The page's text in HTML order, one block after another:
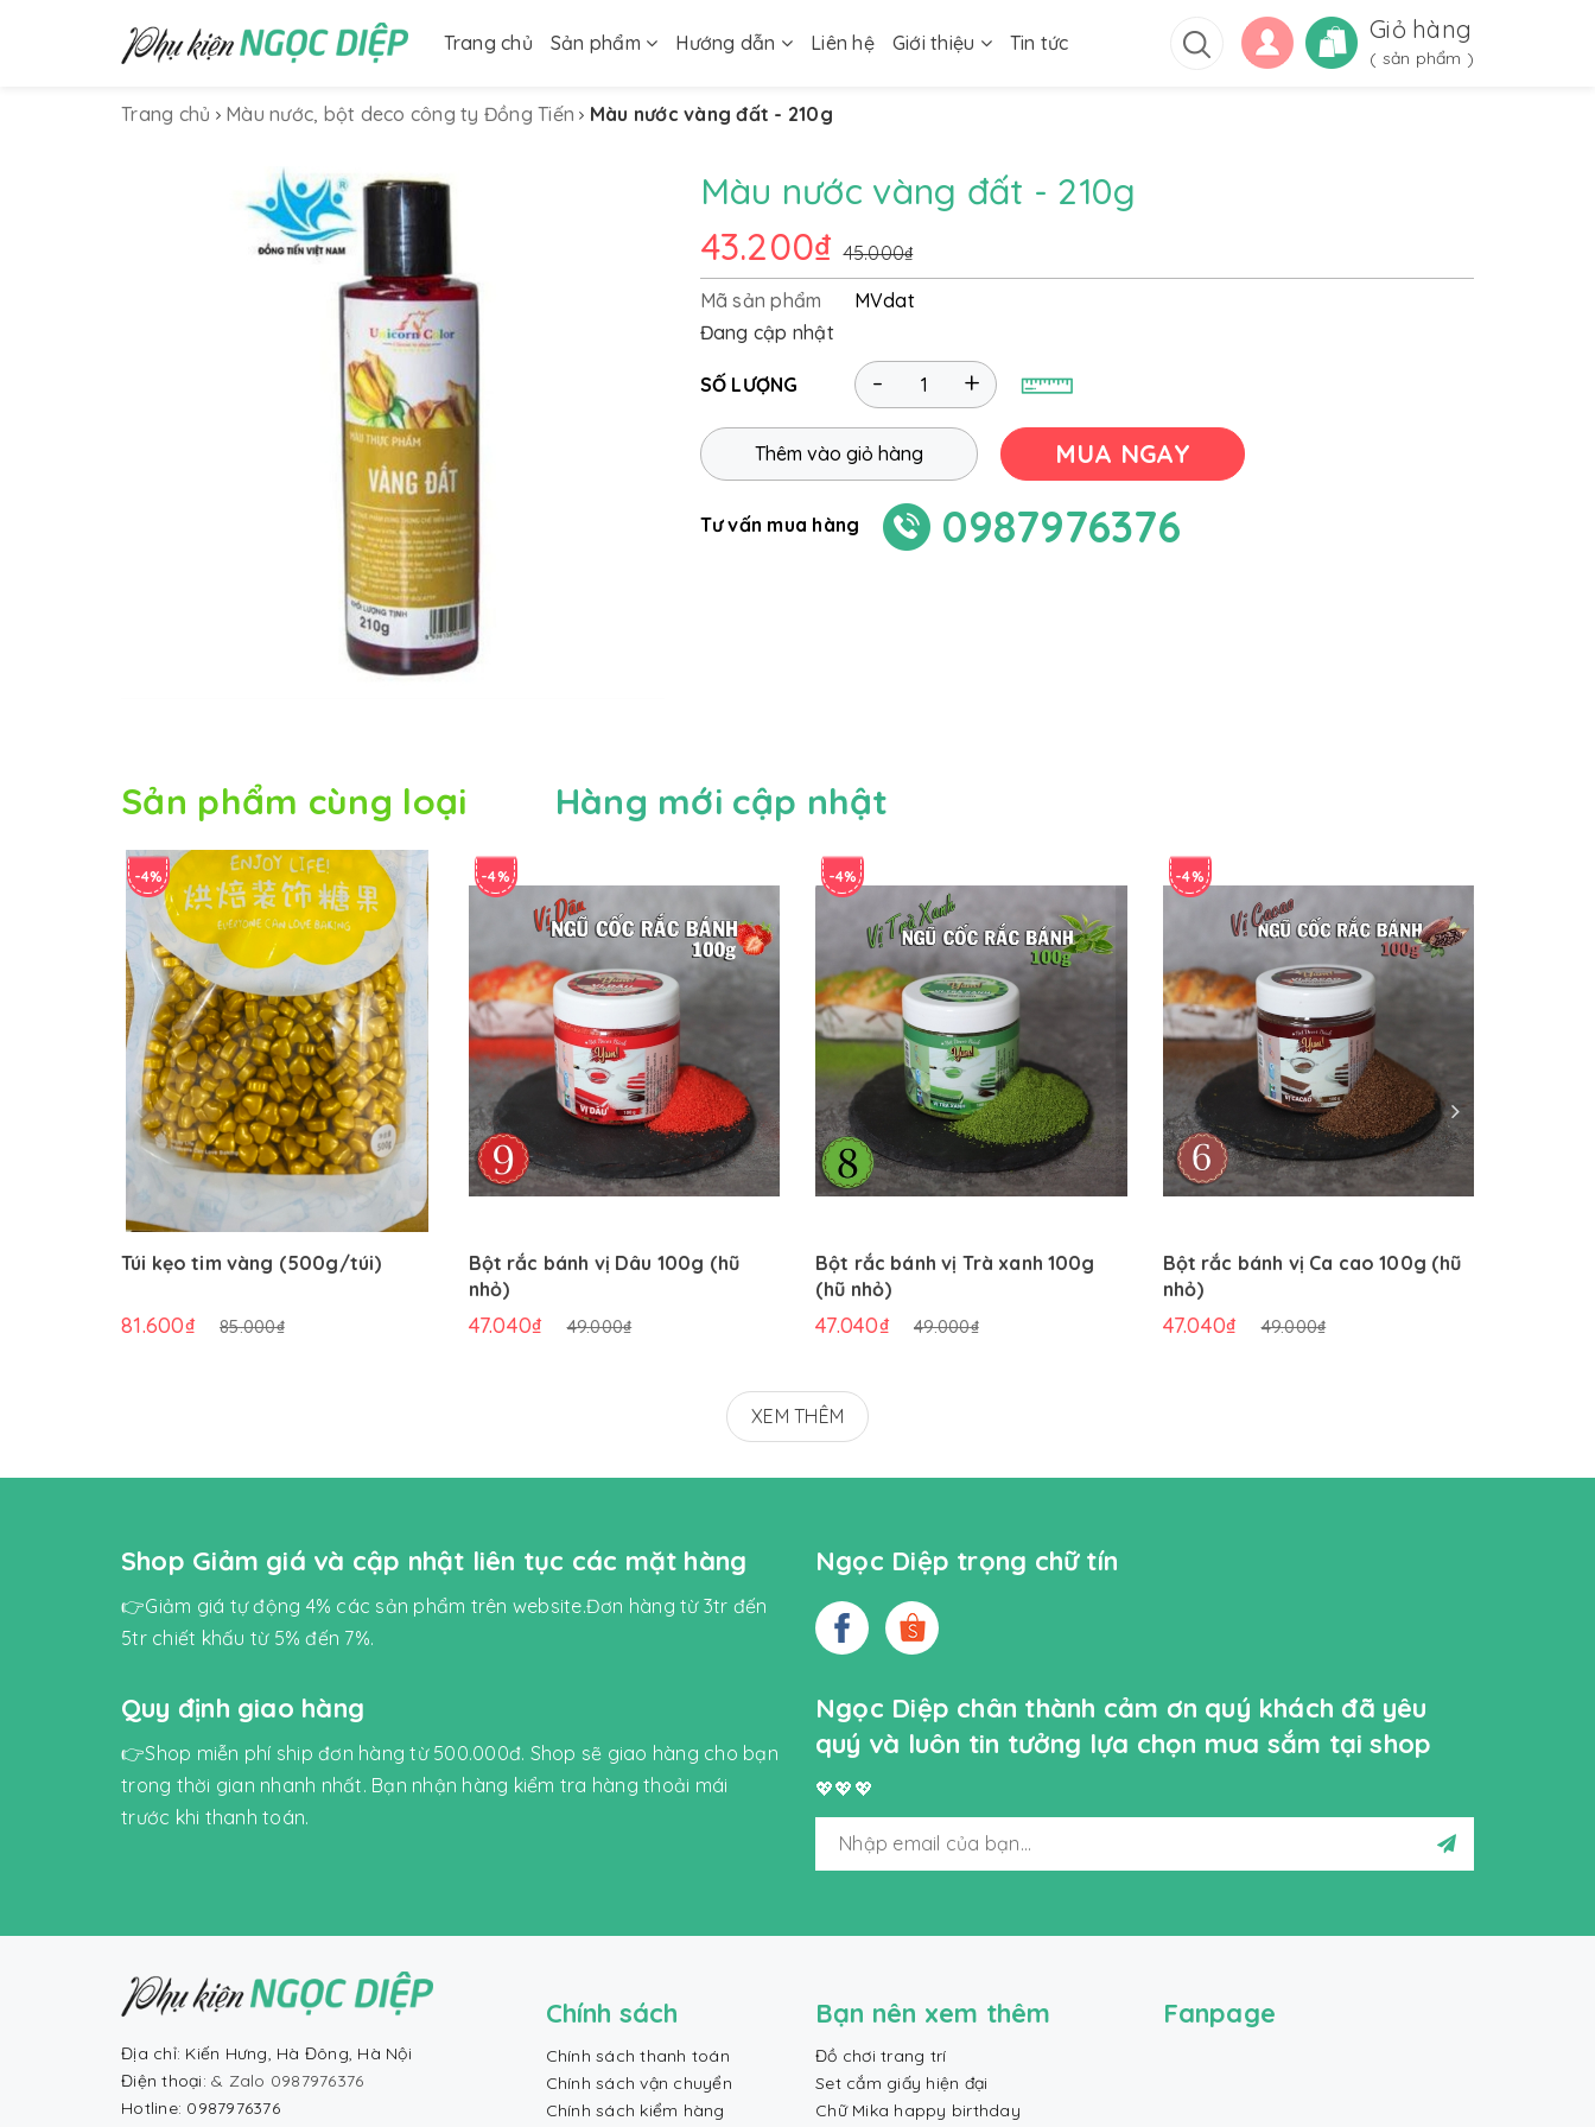
Trang chủ Sản phẩm Hướng dẫn Liên hệ Giới thiệu Tin tức Giỏ hàng
( sản phẩm )
Trang chủ Màu nước, bột deco công ty Đồng Tiến Màu nước vàng đất - 210g
Màu nước vàng đất - 210g
43.200₫ 45.000₫
Mã sản phẩm
MVdat
Đang cập nhật
SỐ LƯỢNG +
-
Thêm vào giỏ hàng MUA NGAY
Tư vấn mua hàng 0987976376
Sản phẩm cùng loại Hàng mới cập nhật
-4%
Túi kẹo tim vàng (500g/túi)
81.600₫ 85.000₫
-4%
Bột rắc bánh vị Dâu 100g (hũ
nhỏ)
47.040₫ 49.000₫
-4%
Bột rắc bánh vị Trà xanh 100g
(hũ nhỏ)
47.040₫ 49.000₫
-4%
Bột rắc bánh vị Ca cao 100g (hũ
nhỏ)
47.040₫ 49.000₫
XEM THÊM
Shop Giảm giá và cập nhật liên tục các mặt hàng
👉Giảm giá tự động 4% các sản phẩm trên website.Đơn hàng từ 3tr đến
5tr chiết khấu từ 5% đến 7%.
Quy định giao hàng
👉Shop miễn phí ship đơn hàng từ 500.000đ. Shop sẽ giao hàng cho bạn
trong thời gian nhanh nhất. Bạn nhận hàng kiểm tra hàng thoải mái
trước khi thanh toán.
Ngọc Diệp trọng chữ tín
Ngọc Diệp chân thành cảm ơn quý khách đã yêu
quý và luôn tin tưởng lựa chọn mua sắm tại shop
💖💖💖
Địa chỉ: Kiến Hưng, Hà Đông, Hà Nội
Điện thoại: & Zalo 0987976376
Hotline: 0987976376
Chính sách
Chính sách thanh toán
Chính sách vận chuyển
Chính sách kiểm hàng
Bạn nên xem thêm
Đồ chơi trang trí
Set cắm giấy hiện đại
Chữ Mika happy birthday
Fanpage